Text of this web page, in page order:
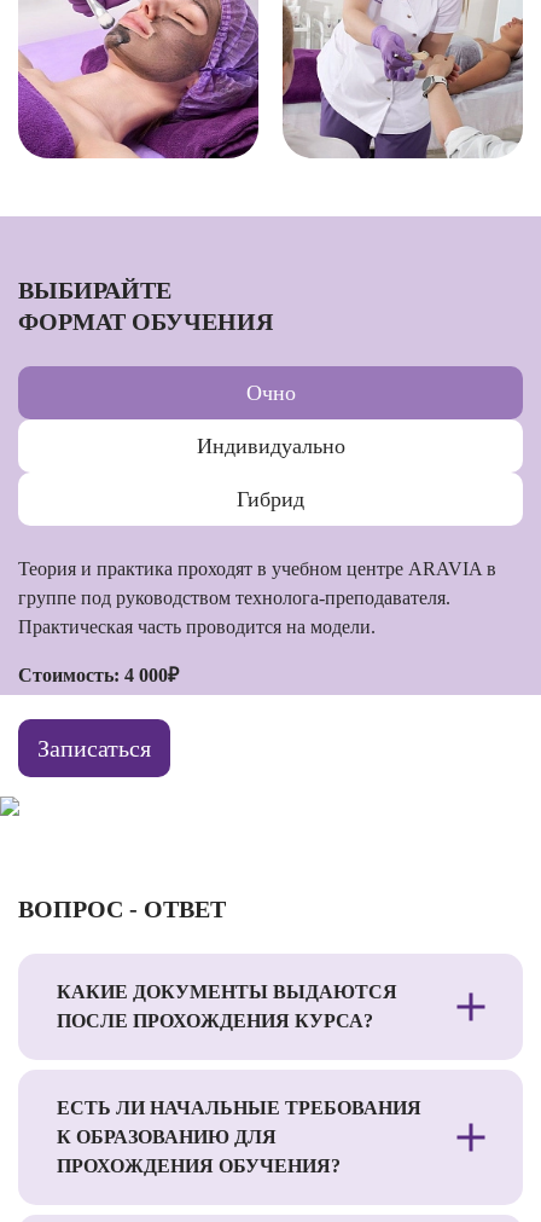
ВЫБИРАЙТЕ
ФОРМАТ ОБУЧЕНИЯ
Очно
Индивидуально
Гибрид
Теория и практика проходят в учебном центре ARAVIA в
группе под руководством технолога-преподавателя.
Практическая часть проводится на модели.
Стоимость: 4 000₽
Записаться
ВОПРОС - ОТВЕТ
КАКИЕ ДОКУМЕНТЫ ВЫДАЮТСЯ
ПОСЛЕ ПРОХОЖДЕНИЯ КУРСА?
ЕСТЬ ЛИ НАЧАЛЬНЫЕ ТРЕБОВАНИЯ
К ОБРАЗОВАНИЮ ДЛЯ
ПРОХОЖДЕНИЯ ОБУЧЕНИЯ?